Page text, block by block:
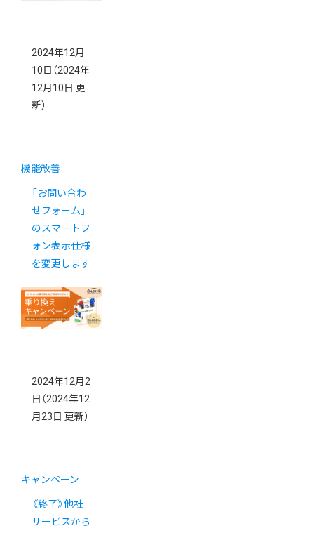
2024年12月
10日 （2024年
12月10日 更
新）
機能改善
「お問い合わ
せフォーム」
のスマートフ
ォン表示仕様
を変更します
2024年12月2
日 （2024年12
月23日 更新）
キャンペーン
《終了》他社
サービスから